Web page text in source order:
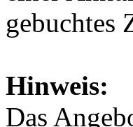
gebuchtes
Hinweis:
Das